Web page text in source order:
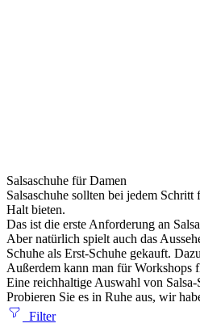
Salsaschuhe für Damen
Salsaschuhe sollten bei jedem
Halt bieten.
Das ist die erste Anforderung an
Aber natürlich spielt auch das
Schuhe als Erst-Schuhe gekauft.
Außerdem kann man für Workshops
Eine reichhaltige Auswahl von
Probieren Sie es in Ruhe aus, wir
Filter